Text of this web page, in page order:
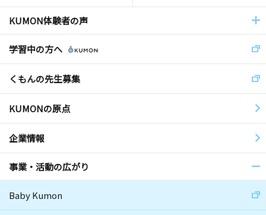
KUMON体験者の声
学習中の方へ
くもんの先生募集
KUMONの原点
企業情報
事業・活動の広がり
Baby Kumon